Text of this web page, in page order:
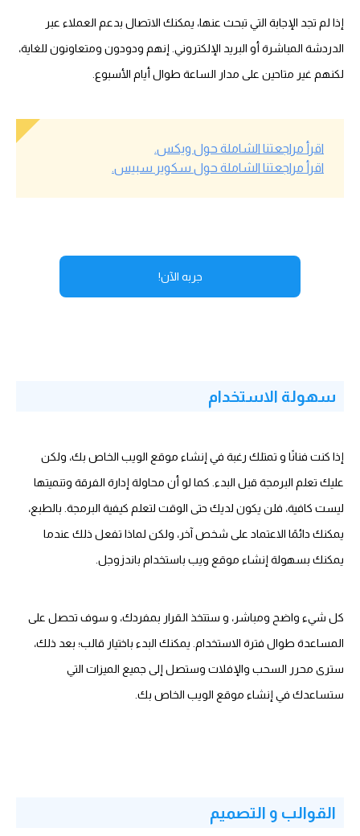
إذا لم تجد الإجابة التي تبحث عنها، يمكنك الاتصال بدعم العملاء عبر
الدردشة المباشرة أو البريد الإلكتروني. إنهم ودودون ومتعاونون للغاية،
لكنهم غير متاحين على مدار الساعة طوال أيام الأسبوع.
اقرأ مراجعتنا الشاملة حول ويكس.
اقرأ مراجعتنا الشاملة حول سكوير سبيس.
جربه الآن!
سهولة الاستخدام
إذا كنت فنانًا و تمتلك رغبة في إنشاء موقع الويب الخاص بك، ولكن
عليك تعلم البرمجة قبل البدء. كما لو أن محاولة إدارة الفرقة وتنميتها
ليست كافية، فلن يكون لديك حتى الوقت لتعلم كيفية البرمجة. بالطبع،
يمكنك دائمًا الاعتماد على شخص آخر، ولكن لماذا تفعل ذلك عندما
يمكنك بسهولة إنشاء موقع ويب باستخدام باندزوجل.
كل شيء واضح ومباشر، و ستتخذ القرار بمفردك، و سوف تحصل على
المساعدة طوال فترة الاستخدام. يمكنك البدء باختيار قالب؛ بعد ذلك،
سترى محرر السحب والإفلات وستصل إلى جميع الميزات التي
ستساعدك في إنشاء موقع الويب الخاص بك.
القوالب و التصميم